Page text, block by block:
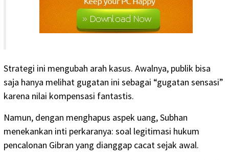
Strategi ini mengubah arah kasus. Awalnya, publik bisa
saja hanya melihat gugatan ini sebagai “gugatan sensasi”
karena nilai kompensasi fantastis.
Namun, dengan menghapus aspek uang, Subhan
menekankan inti perkaranya: soal legitimasi hukum
pencalonan Gibran yang dianggap cacat sejak awal.